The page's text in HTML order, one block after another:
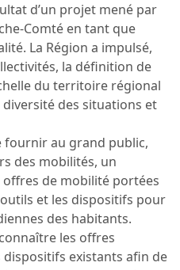
d’un projet mené par
Comté en tant que
La Région a impulsé,
la définition de
du territoire régional
des situations et
fournir au grand public,
des mobilités, un
de mobilité portées
et les dispositifs pour
des habitants.
les offres
existants afin de